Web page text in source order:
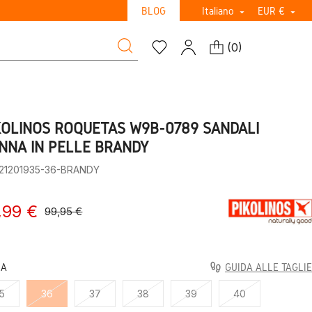
BLOG Italiano  EUR € 
(0)
ROQUETAS W9B-0789 SANDALI
IN PELLE BRANDY
36-BRANDY
€ 99,95 €
GUIDA ALLE TAGLIE
36 37 38 39 40